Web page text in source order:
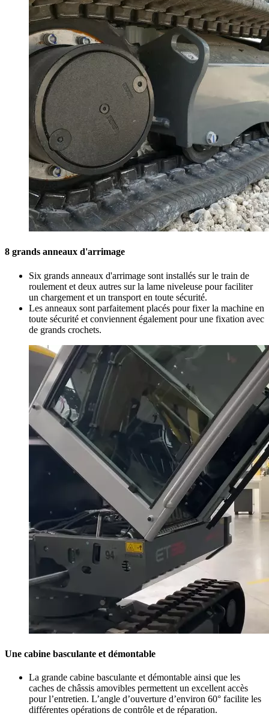
8 grands anneaux d'arrimage
Six grands anneaux d'arrimage sont installés sur le train de
roulement et deux autres sur la lame niveleuse pour faciliter
un chargement et un transport en toute sécurité.
Les anneaux sont parfaitement placés pour fixer la machine en
toute sécurité et conviennent également pour une fixation avec
de grands crochets.
Une cabine basculante et démontable
La grande cabine basculante et démontable ainsi que les
caches de châssis amovibles permettent un excellent accès
pour l’entretien. L’angle d’ouverture d’environ 60° facilite les
différentes opérations de contrôle et de réparation.